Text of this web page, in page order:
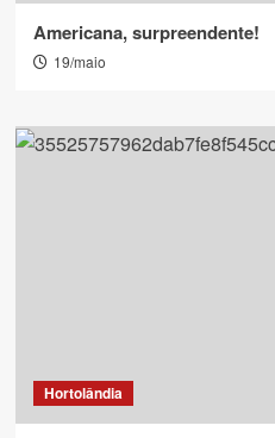
Americana, surpreendente!
19/maio
Hortolândia